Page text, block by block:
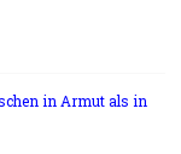
in Armut als in